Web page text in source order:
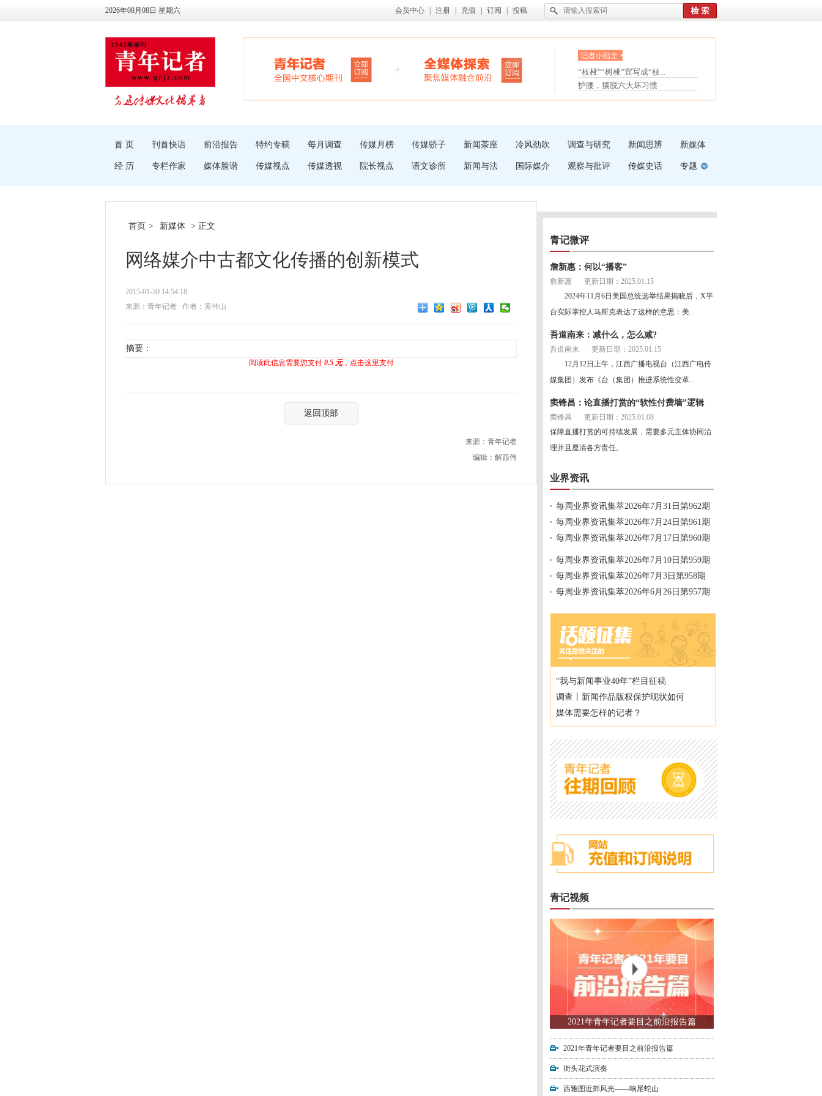
2026年08月08日 星期六 会员中心 注册 充值 订阅 投稿
眼白变红或是结膜下出血
“枝桠”“树桠”宜写成“枝...
夏天缓解疲劳有三招
护腰，摆脱六大坏习惯
受伤了冰敷还是热敷
首 页 刊首快语 前沿报告 特约专稿 每月调查 传媒月榜 传媒骄子 新闻茶座 冷风劲吹 调查与研究 新闻思辨 新媒体
经 历 专栏作家 媒体脸谱 传媒视点 传媒透视 院长视点 语文诊所 新闻与法 国际媒介 观察与批评 传媒史话 专题
首页 > 新媒体 > 正文
网络媒介中古都文化传播的创新模式
2015-01-30 14:54:18
来源：青年记者
作者：黄仲山
摘要：
阅读此信息需要您支付 0.5 元，点击这里支付
返回顶部
来源：青年记者
编辑：解西伟
青记微评
詹新惠：何以“播客”
詹新惠
更新日期：2025.01.15
2024年11月6日美国总统选举结果揭晓后，X平
台实际掌控人马斯克表达了这样的意思：美...
吾道南来：减什么，怎么减?
吾道南来
更新日期：2025.01.15
12月12日上午，江西广播电视台（江西广电传
媒集团）发布《台（集团）推进系统性变革...
窦锋昌：论直播打赏的“软性付费墙”逻辑
窦锋昌
更新日期：2025.01.08
保障直播打赏的可持续发展，需要多元主体协同治
理并且厘清各方责任。
业界资讯
每周业界资讯集萃2026年7月31日第962期
每周业界资讯集萃2026年7月24日第961期
每周业界资讯集萃2026年7月17日第960期
每周业界资讯集萃2026年7月10日第959期
每周业界资讯集萃2026年7月3日第958期
每周业界资讯集萃2026年6月26日第957期
“我与新闻事业40年”栏目征稿
调查丨新闻作品版权保护现状如何
媒体需要怎样的记者？
青记视频
2021年青年记者要目之前沿报告篇
2021年青年记者要目之前沿报告篇
街头花式演奏
西雅图近郊风光——响尾蛇山